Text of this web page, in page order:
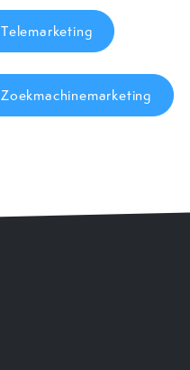
Telemarketing
Zoekmachinemarketing